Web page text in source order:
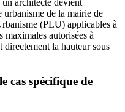
architecte devient
de la mairie de
(PLU) applicables à
maximales autorisées à
la hauteur sous
cas spécifique de